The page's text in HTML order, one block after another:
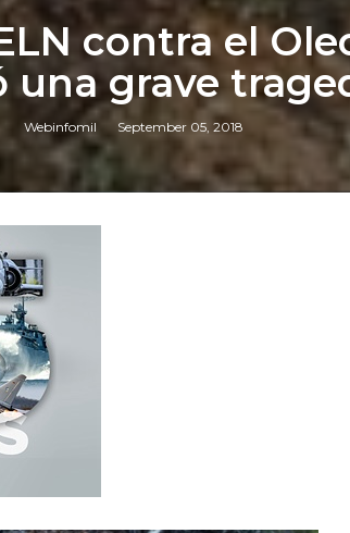
contra el
una grave
Webinfomil September 05, 2018